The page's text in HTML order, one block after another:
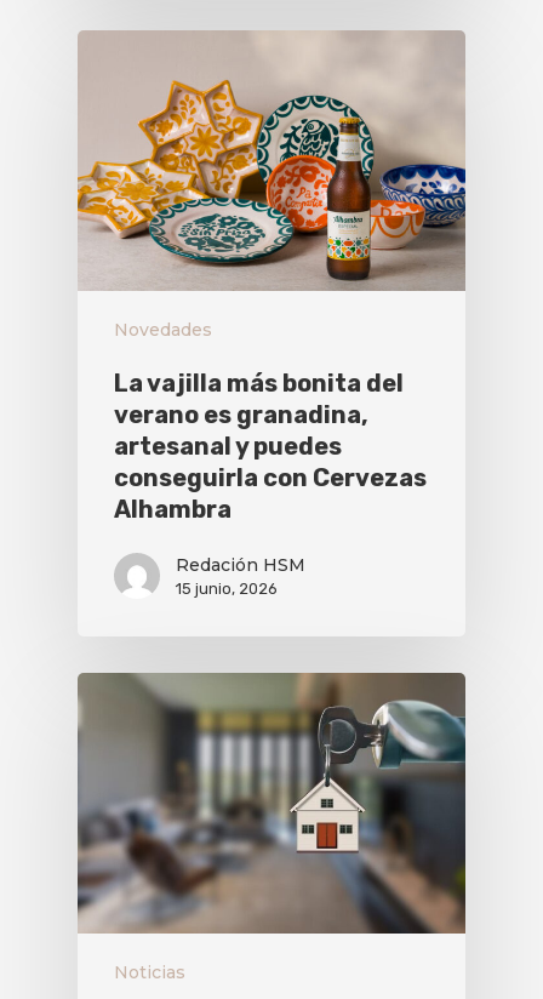
Novedades
La vajilla más bonita del
verano es granadina,
artesanal y puedes
conseguirla con Cervezas
Alhambra
Redación HSM
15 junio, 2026
Noticias